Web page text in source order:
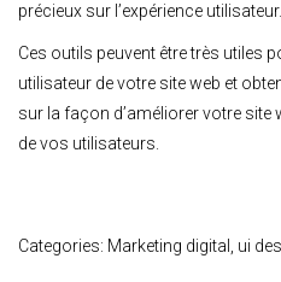
précieux sur l’expérience utilisateur.
Ces outils peuvent être très utiles
utilisateur de votre site web et
sur la façon d’améliorer votre
de vos utilisateurs.
Categories: Marketing digital , ui